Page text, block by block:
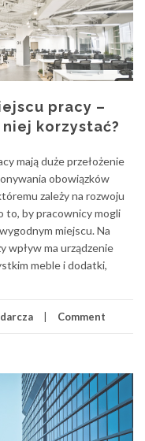
pracy –
korzystać?
mają duże przełożenie
obowiązków
zależy na rozwoju
to, by pracownicy mogli
miejscu. Na
wpływ ma urządzenie
meble i dodatki,
Comment